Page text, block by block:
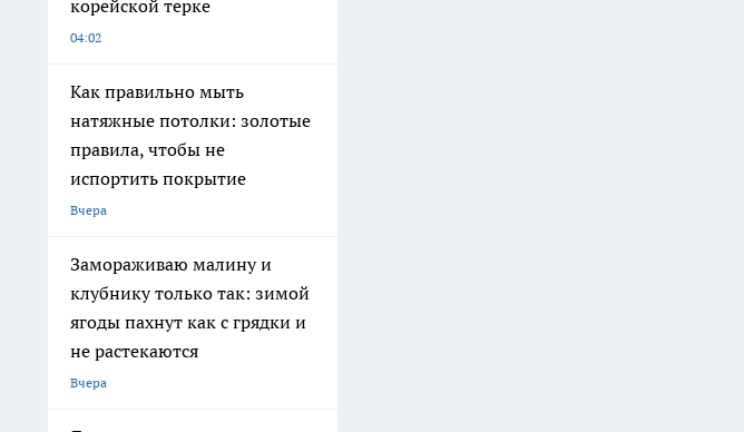
корейской терке
04:02
Как правильно мыть
натяжные потолки: золотые
правила, чтобы не
испортить покрытие
Вчера
Замораживаю малину и
клубнику только так: зимой
ягоды пахнут как с грядки и
не растекаются
Вчера